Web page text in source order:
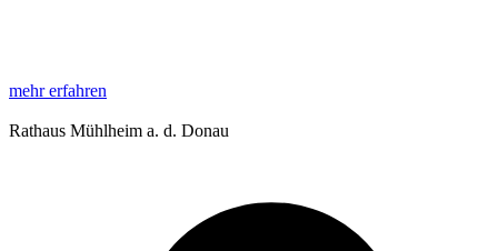
mehr erfahren
Rathaus Mühlheim a. d. Donau